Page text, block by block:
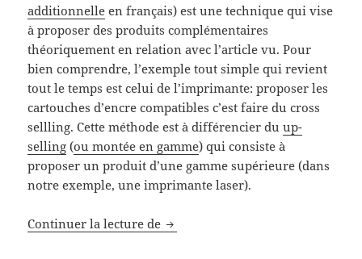
additionnelle en français) est une technique qui vise
à proposer des produits complémentaires
théoriquement en relation avec l’article vu. Pour
bien comprendre, l’exemple tout simple qui revient
tout le temps est celui de l’imprimante: proposer les
cartouches d’encre compatibles c’est faire du cross
sellling. Cette méthode est à différencier duup-
selling (ou montée en gamme) qui consiste à
proposer un produit d’une gamme supérieure (dans
notre exemple, une imprimante laser).
Continuer la lecture de Cross selling mythe du e-